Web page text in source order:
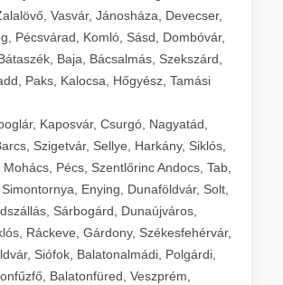
Vasvár, Jánosháza, Devecser,
Pécsvárad, Komló, Sásd, Dombóvár,
Baja, Bácsalmás, Szekszárd,
Paks, Kalocsa, Hőgyész, Tamási
Kaposvár, Csurgó, Nagyatád,
Szigetvár, Sellye, Harkány, Siklós,
Mohács, Pécs, Szentlőrinc Andocs, Tab,
Enying, Dunaföldvár, Solt,
Sárbogárd, Dunaújváros,
Ráckeve, Gárdony, Székesfehérvár,
Siófok, Balatonalmádi, Polgárdi,
Balatonfüred, Veszprém,